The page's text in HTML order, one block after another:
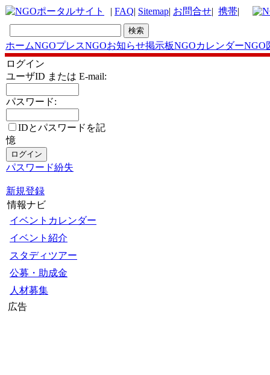
| FAQ| Sitemap| お問合せ| 携帯|
ホームNGOプレスNGOお知らせ掲示板NGOカレンダーNGO
ログイン
ユーザID または E-mail:
パスワード:
IDとパスワードを記
憶
パスワード紛失
新規登録
情報ナビ
イベントカレンダー
イベント紹介
スタディツアー
公募・助成金
人材募集
広告